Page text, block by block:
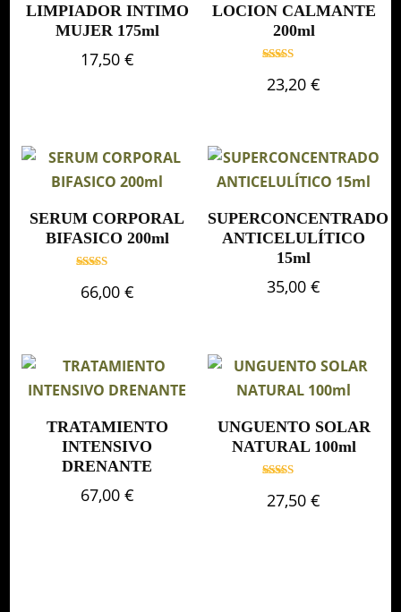
LIMPIADOR INTIMO
MUJER 175ml
17,50 €
LOCION CALMANTE
200ml
con
5.00
23,20€
SERUM CORPORAL
BIFASICO 200ml
con
5.00
66,00 €
SUPERCONCENTRADO
ANTICELULÍTICO
15ml
35,00€
TRATAMIENTO
INTENSIVO
DRENANTE
67,00 €
UNGUENTO SOLAR
NATURAL 100ml
con
5.00
27,50€